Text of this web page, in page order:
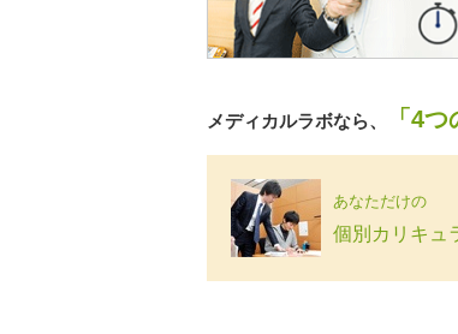
メディカルラボなら、 「4
あなただけの
個別カリキュ